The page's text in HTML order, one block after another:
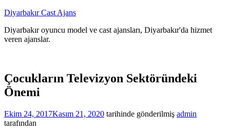
İçeriğe
Diyarbakır Cast Ajans
Diyarbakır oyuncu model ve cast ajansları, Diyarbakır'da hizmet
veren ajanslar.
Çocukların Televizyon Sektöründeki
Önemi
Ekim 24, 2017Kasım 21, 2020 tarihinde gönderilmiş admin
tarafından